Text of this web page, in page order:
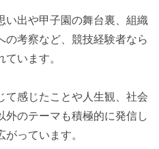
い出や甲子園の舞台裏、組織
考察など、競技経験者なら
います。
て感じたことや人生観、社会
外のテーマも積極的に発信し
っています。